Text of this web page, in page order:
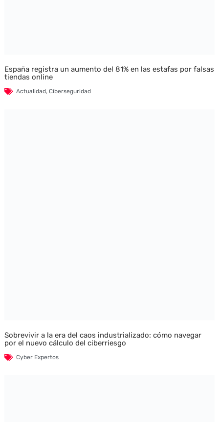
España registra un aumento del 81% en las estafas por falsas
tiendas online
Actualidad, Ciberseguridad
Sobrevivir a la era del caos industrializado: cómo navegar
por el nuevo cálculo del ciberriesgo
Cyber Expertos